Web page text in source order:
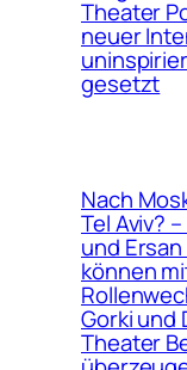
Theater
neuer
gesetzt
Nach
Tel Aviv?
und
können
Gorki und
Theater